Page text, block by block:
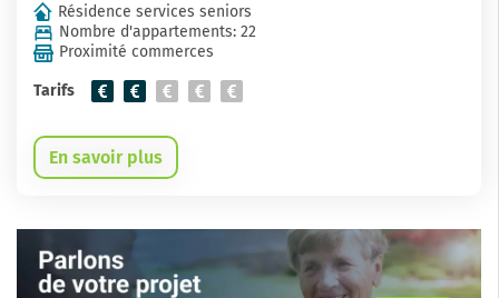
Résidence services seniors
Nombre d'appartements: 22
Proximité commerces
Tarifs
En savoir plus